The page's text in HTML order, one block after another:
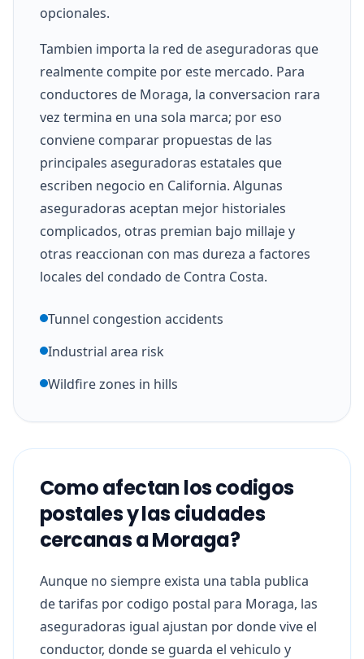
opcionales.
Tambien importa la red de aseguradoras que
realmente compite por este mercado. Para
conductores de Moraga, la conversacion rara
vez termina en una sola marca; por eso
conviene comparar propuestas de las
principales aseguradoras estatales que
escriben negocio en California. Algunas
aseguradoras aceptan mejor historiales
complicados, otras premian bajo millaje y
otras reaccionan con mas dureza a factores
locales del condado de Contra Costa.
Tunnel congestion accidents
Industrial area risk
Wildfire zones in hills
Como afectan los codigos
postales y las ciudades
cercanas a Moraga?
Aunque no siempre exista una tabla publica
de tarifas por codigo postal para Moraga, las
aseguradoras igual ajustan por donde vive el
conductor, donde se guarda el vehiculo y